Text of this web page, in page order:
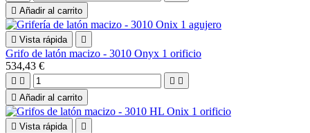
 Añadir al carrito
 Vista rápida 
Grifo de latón macizo - 3010 Onyx 1 orificio
534,43 €
   
 Añadir al carrito
 Vista rápida 